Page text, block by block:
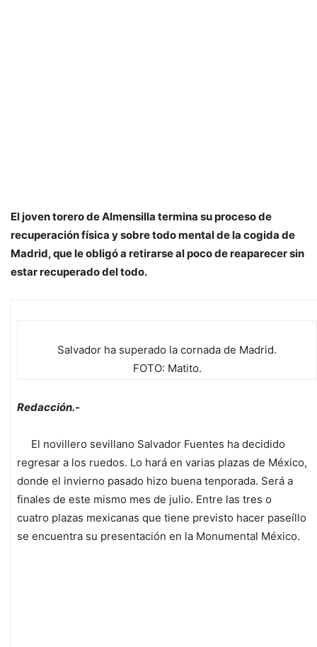
El joven torero de Almensilla termina su proceso de
recuperación física y sobre todo mental de la cogida de
Madrid, que le obligó a retirarse al poco de reaparecer sin
estar recuperado del todo.
Salvador ha superado la cornada de Madrid.
FOTO: Matito.
Redacción.-
El novillero sevillano Salvador Fuentes ha decidido
regresar a los ruedos. Lo hará en varias plazas de México,
donde el invierno pasado hizo buena tenporada. Será a
finales de este mismo mes de julio. Entre las tres o
cuatro plazas mexicanas que tiene previsto hacer paseíllo
se encuentra su presentación en la Monumental México.